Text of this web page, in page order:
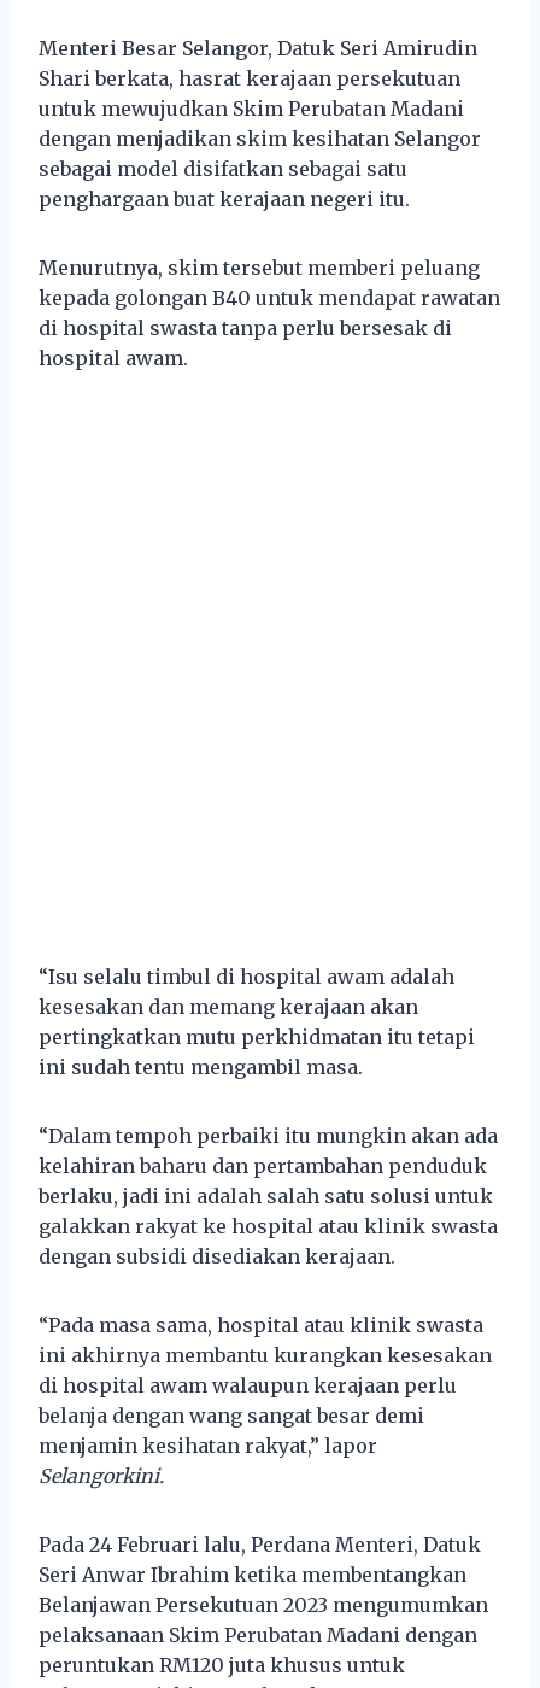
Menteri Besar Selangor, Datuk Seri Amirudin
Shari berkata, hasrat kerajaan persekutuan
untuk mewujudkan Skim Perubatan Madani
dengan menjadikan skim kesihatan Selangor
sebagai model disifatkan sebagai satu
penghargaan buat kerajaan negeri itu.
Menurutnya, skim tersebut memberi peluang
kepada golongan B40 untuk mendapat rawatan
di hospital swasta tanpa perlu bersesak di
hospital awam.
“Isu selalu timbul di hospital awam adalah
kesesakan dan memang kerajaan akan
pertingkatkan mutu perkhidmatan itu tetapi
ini sudah tentu mengambil masa.
“Dalam tempoh perbaiki itu mungkin akan ada
kelahiran baharu dan pertambahan penduduk
berlaku, jadi ini adalah salah satu solusi untuk
galakkan rakyat ke hospital atau klinik swasta
dengan subsidi disediakan kerajaan.
“Pada masa sama, hospital atau klinik swasta
ini akhirnya membantu kurangkan kesesakan
di hospital awam walaupun kerajaan perlu
belanja dengan wang sangat besar demi
menjamin kesihatan rakyat,” lapor
Selangorkini.
Pada 24 Februari lalu, Perdana Menteri, Datuk
Seri Anwar Ibrahim ketika membentangkan
Belanjawan Persekutuan 2023 mengumumkan
pelaksanaan Skim Perubatan Madani dengan
peruntukan RM120 juta khusus untuk